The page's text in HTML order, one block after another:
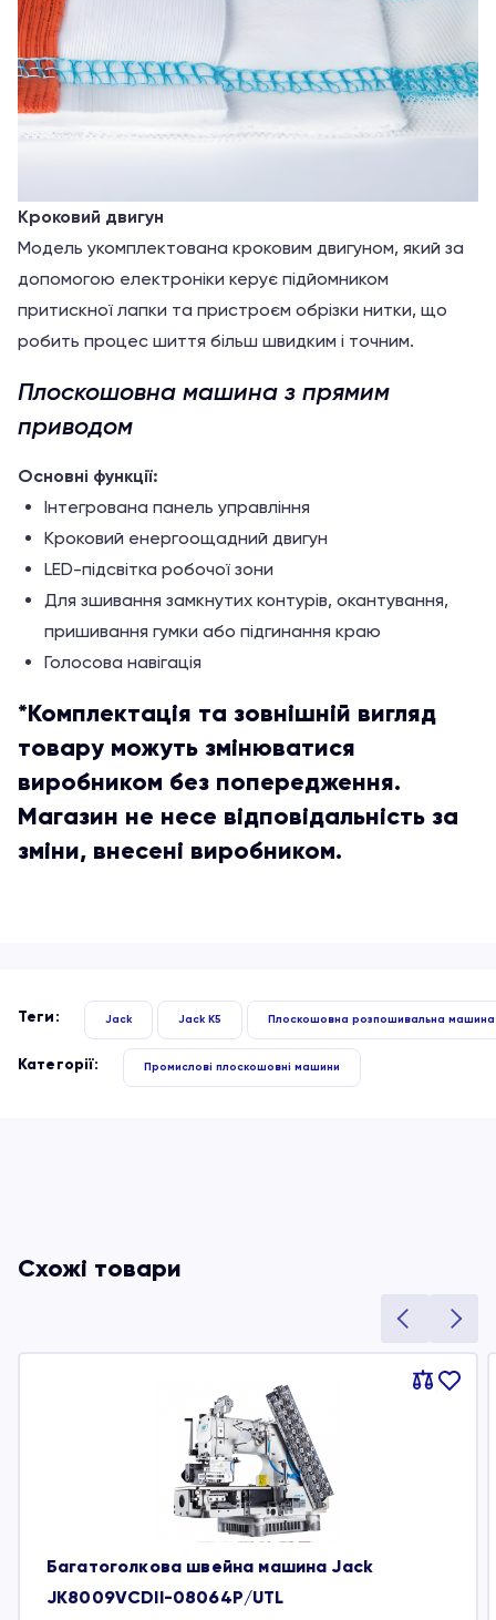
Кроковий двигун
Модель укомплектована кроковим двигуном, який за
допомогою електроніки керує підйомником
притискної лапки та пристроєм обрізки нитки, що
робить процес шиття більш швидким і точним.
Плоскошовна машина з прямим
приводом
Основні функції:
Інтегрована панель управління
Кроковий енергоощадний двигун
LED-підсвітка робочої зони
Для зшивання замкнутих контурів, окантування,
пришивання гумки або підгинання краю
Голосова навігація
*Комплектація та зовнішній вигляд
товару можуть змінюватися
виробником без попередження.
Магазин не несе відповідальність за
зміни, внесені виробником.
Теги: Jack Jack K5 Плоскошовна розпошивальна машина
Категорії: Промислові плоскошовні машини
Схожі товари
Порівняти
В
Багатоголкова швейна машина Jack
JK8009VCDII-08064P/UTL